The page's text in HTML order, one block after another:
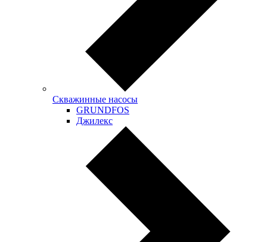
Скважинные насосы
GRUNDFOS
Джилекс